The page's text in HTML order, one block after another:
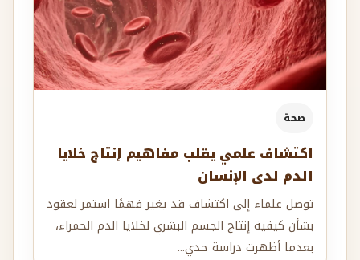
صحة
اكتشاف علمي يقلب مفاهيم إنتاج خلايا
الدم لدى الإنسان
توصل علماء إلى اكتشاف قد يغير فهمًا استمر لعقود
بشأن كيفية إنتاج الجسم البشري لخلايا الدم الحمراء،
بعدما أظهرت دراسة حدي...